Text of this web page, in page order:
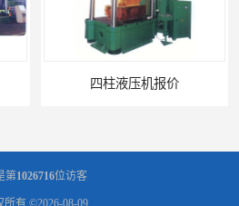
四柱液压机报价
第1026716位访客
所有 ©2026-08-09